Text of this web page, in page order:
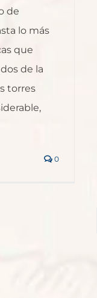
de
lo más
que
de la
torres
0